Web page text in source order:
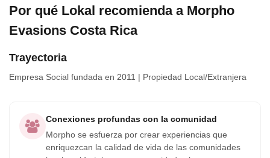
Por qué Lokal recomienda a Morpho
Evasions Costa Rica
Trayectoria
Empresa Social fundada en 2011 | Propiedad Local/Extranjera
Conexiones profundas con la comunidad
Morpho se esfuerza por crear experiencias que
enriquezcan la calidad de vida de las comunidades